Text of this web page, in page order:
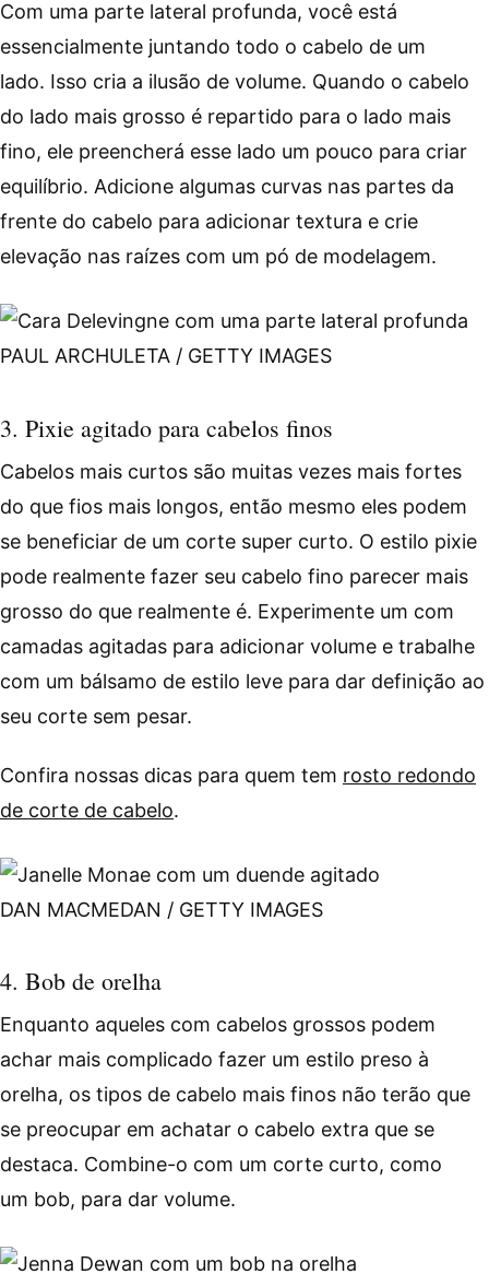
Com uma parte lateral profunda, você está
essencialmente juntando todo o cabelo de um
lado. Isso cria a ilusão de volume. Quando o cabelo
do lado mais grosso é repartido para o lado mais
fino, ele preencherá esse lado um pouco para criar
equilíbrio. Adicione algumas curvas nas partes da
frente do cabelo para adicionar textura e crie
elevação nas raízes com um pó de modelagem.
PAUL ARCHULETA / GETTY IMAGES
3. Pixie agitado para cabelos finos
Cabelos mais curtos são muitas vezes mais fortes
do que fios mais longos, então mesmo eles podem
se beneficiar de um corte super curto. O estilo pixie
pode realmente fazer seu cabelo fino parecer mais
grosso do que realmente é. Experimente um com
camadas agitadas para adicionar volume e trabalhe
com um bálsamo de estilo leve para dar definição ao
seu corte sem pesar.
Confira nossas dicas para quem tem rosto redondo
de corte de cabelo.
DAN MACMEDAN / GETTY IMAGES
4. Bob de orelha
Enquanto aqueles com cabelos grossos podem
achar mais complicado fazer um estilo preso à
orelha, os tipos de cabelo mais finos não terão que
se preocupar em achatar o cabelo extra que se
destaca. Combine-o com um corte curto, como
um bob, para dar volume.